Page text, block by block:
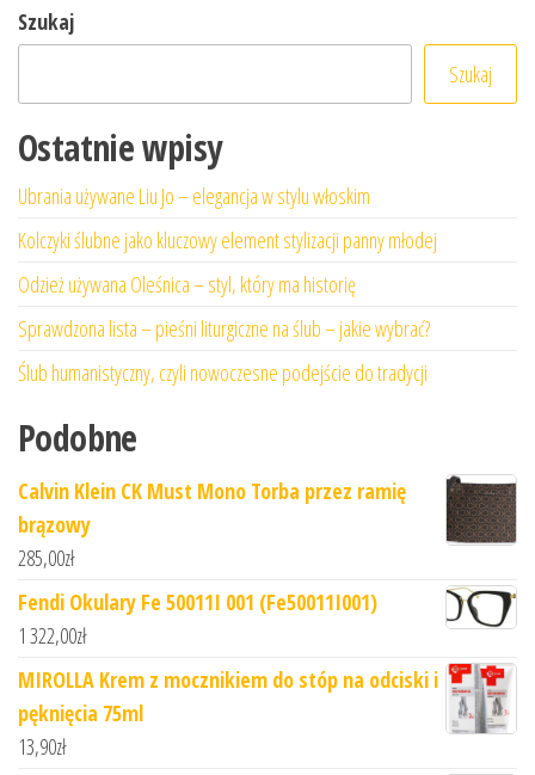
Szukaj
Szukaj
Ostatnie wpisy
Ubrania używane Liu Jo – elegancja w stylu włoskim
Kolczyki ślubne jako kluczowy element stylizacji panny młodej
Odzież używana Oleśnica – styl, który ma historię
Sprawdzona lista – pieśni liturgiczne na ślub – jakie wybrać?
Ślub humanistyczny, czyli nowoczesne podejście do tradycji
Podobne
Calvin Klein CK Must Mono Torba przez ramię
brązowy
285,00zł
Fendi Okulary Fe 50011I 001 (Fe50011I001)
1 322,00zł
MIROLLA Krem z mocznikiem do stóp na odciski i
pęknięcia 75ml
13,90zł